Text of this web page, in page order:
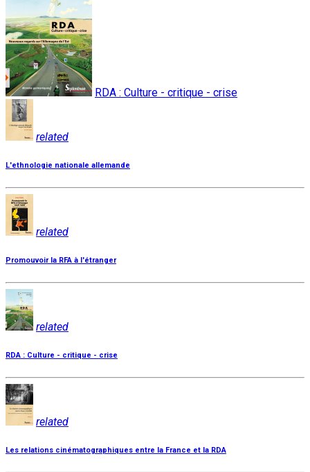
RDA : Culture - critique - crise
related
L'ethnologie nationale allemande
related
Promouvoir la RFA à l'étranger
related
RDA : Culture - critique - crise
related
Les relations cinématographiques entre la France et la RDA